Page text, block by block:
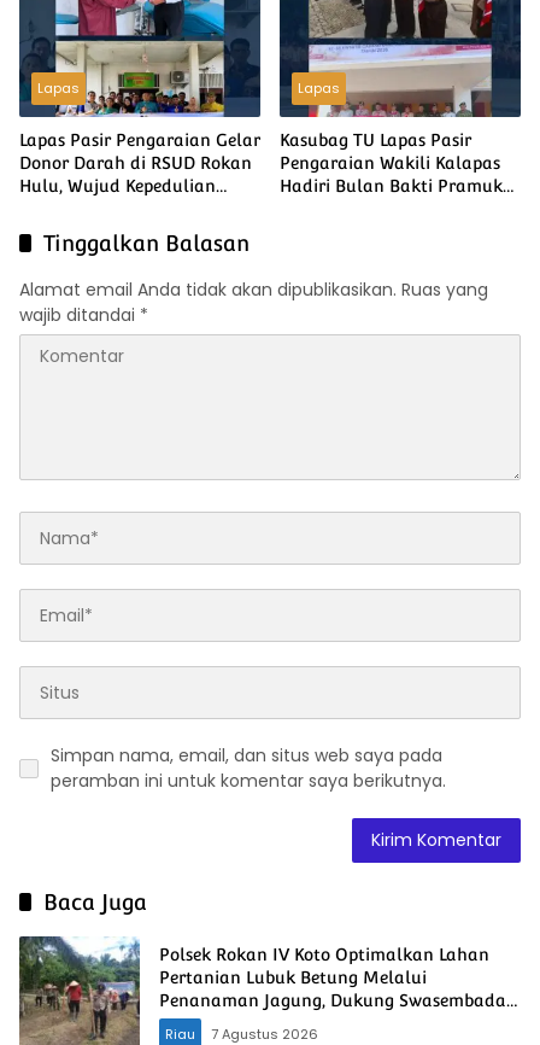
Lapas
Lapas Pasir Pengaraian Gelar
Donor Darah di RSUD Rokan
Hulu, Wujud Kepedulian
Kemerdekaan RI
Lapas
Kasubag TU Lapas Pasir
Pengaraian Wakili Kalapas
Hadiri Bulan Bakti Pramuka
Tinggalkan Balasan
Alamat email Anda tidak akan dipublikasikan. Ruas yang
wajib ditandai *
Simpan nama, email, dan situs web saya pada
peramban ini untuk komentar saya berikutnya.
Baca Juga
Polsek Rokan IV Koto Optimalkan Lahan
Pertanian Lubuk Betung Melalui
Penanaman Jagung, Dukung Swasembada
Pangan Nasional
Riau 7 Agustus 2026